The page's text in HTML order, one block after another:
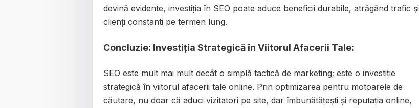
devină evidente, investiția în SEO poate aduce beneficii durabile, atrăgând trafic și
clienți constanti pe termen lung.
Concluzie: Investiția Strategică în Viitorul Afacerii Tale:
SEO este mult mai mult decât o simplă tactică de marketing; este o investiție
strategică în viitorul afacerii tale online. Prin optimizarea pentru motoarele de
căutare, nu doar că aduci vizitatori pe site, dar îmbunătățești și reputația online,